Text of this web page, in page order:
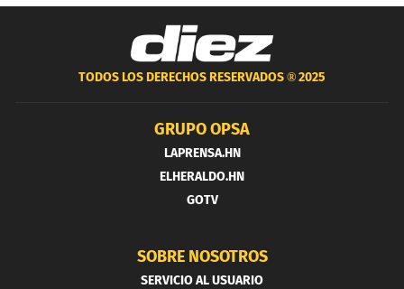
TODOS LOS DERECHOS RESERVADOS ®2025
GRUPO OPSA
LAPRENSA.HN
ELHERALDO.HN
GOTV
SOBRE NOSOTROS
SERVICIO AL USUARIO